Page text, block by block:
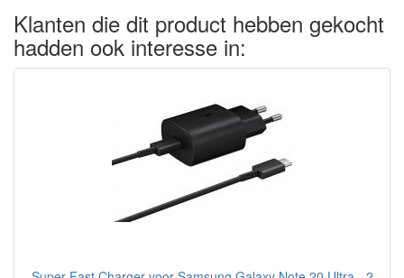
Klanten die dit product hebben gekocht
hadden ook interesse in: